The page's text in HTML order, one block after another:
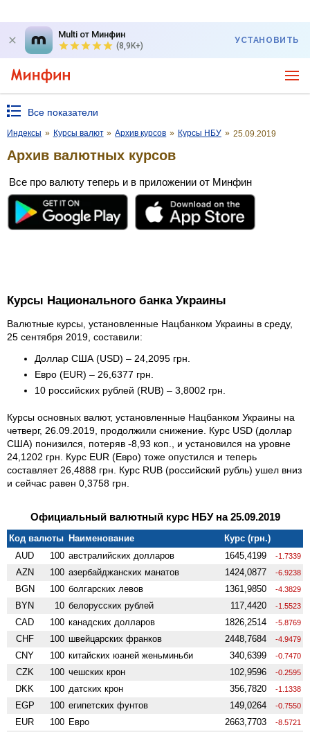
Multi от Минфин
(8,9K+)
УСТАНОВИТЬ
Все показатели
Индексы » Курсы валют » Архив курсов » Курсы НБУ » 25.09.2019
Архив валютных курсов
Все про валюту теперь и в приложении от Минфин
Курсы Национального банка Украины
Валютные курсы, установленные Нацбанком Украины в среду,
25 сентября 2019, составили:
Доллар США (USD) – 24,2095 грн.
Евро (EUR) – 26,6377 грн.
10 российских рублей (RUB) – 3,8002 грн.
Курсы основных валют, установленные Нацбанком Украины на
четверг, 26.09.2019, продолжили снижение. Курс USD (доллар
США) понизился, потеряв -8,93 коп., и установился на уровне
24,1202 грн. Курс EUR (Евро) тоже опустился и теперь
составляет 26,4888 грн. Курс RUB (российский рубль) ушел вниз
и сейчас равен 0,3758 грн.
Официальный валютный курс НБУ на 25.09.2019
Код валюты Наименование
Курс (грн.)
AUD
100 австралийских долларов 1645,4199 -1.7339
AZN 100 азербайджанских манатов 1424,0877 -6.9238
BGN 100 болгарских левов 1361,9850 -4.3829
BYN 10 белорусских рублей 117,4420 -1.5523
CAD 100 канадских долларов 1826,2514 -5.8769
CHF 100 швейцарских франков 2448,7684 -4.9479
CNY 100 китайских юаней женьминьби 340,6399 -0.7470
CZK 100 чешских крон 102,9596 -0.2595
DKK 100 датских крон 356,7820 -1.1338
EGP 100 египетских фунтов 149,0264 -0.7550
EUR 100 Евро 2663,7703 -8.5721